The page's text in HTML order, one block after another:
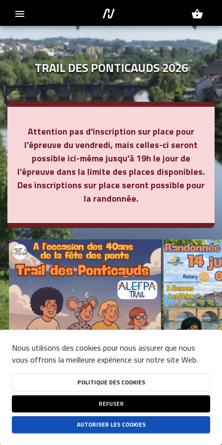
menu shopping_basket
TRAIL DES PONTICAUDS 2026
Attention pas d'inscription sur place pour
l'épreuve du vendredi, mais celles-ci seront
possible ici-même jusqu'à 19h le jour de
l'épreuve dans la limite des places disponibles.
Des inscriptions sur place seront possible pour
la randonnée.
Nous utilisons des cookies pour nous assurer que nous
vous offrons la meilleure expérience sur notre site Web.
POLITIQUE DES COOKIES
REFUSER
AUTORISER LES COOKIES